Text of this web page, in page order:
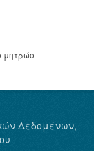
μητρώο
Δεδομένων,